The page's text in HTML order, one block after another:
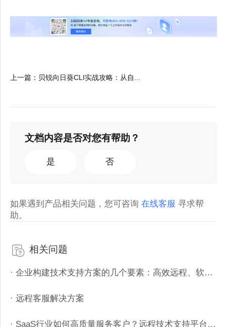
上一篇 ： 贝锐向日葵CLI实战攻略：从自...
文档内容是否对您有帮助？
是 否
如果遇到产品相关问题，您可咨询在线客服 寻求帮
助。
相关问题
· 企业构建技术支持方案的几个要素：高效远程、软件定制、管理追溯、工单接入
· 远程客服解决方案
· SaaS行业如何高质量服务客户？远程技术支持平台如何搭建？